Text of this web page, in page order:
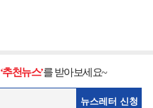
‘추천뉴스’를 받아보세요~
뉴스레터 신청